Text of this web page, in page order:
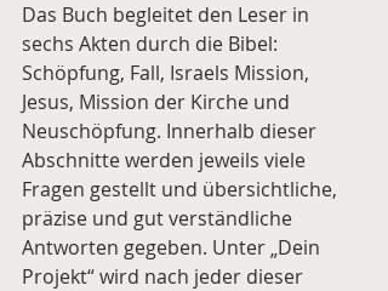
Das Buch begleitet den Leser in
sechs Akten durch die Bibel:
Schöpfung, Fall, Israels Mission,
Jesus, Mission der Kirche und
Neuschöpfung. Innerhalb dieser
Abschnitte werden jeweils viele
Fragen gestellt und übersichtliche,
präzise und gut verständliche
Antworten gegeben. Unter „Dein
Projekt“ wird nach jeder dieser